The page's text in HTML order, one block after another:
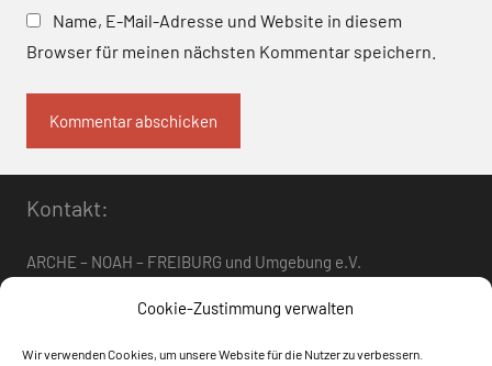
Cookie-Zustimmung verwalten
Wir verwenden Cookies, um unsere Website für die Nutzer zu verbessern.
Name, E-Mail-Adresse und Website in diesem
Browser für meinen nächsten Kommentar speichern.
Kontakt:
ARCHE – NOAH – FREIBURG und Umgebung e.V.
arche-noah-freiburg[at]freenet.de